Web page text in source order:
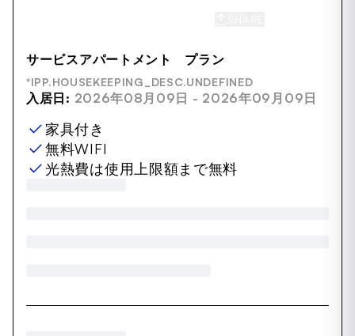
サービスアパートメント プラン
*IPP.HOUSEKEEPING_DESC.UNDEFINED
入居日: 2026年08月09日 - 2026年09月09日
家具付き
無料WIFI
光熱費は使用上限額まで無料